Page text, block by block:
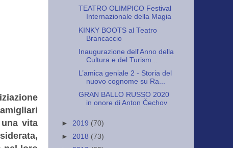
vita
TEATRO OLIMPICO Festival
Internazionale della Magia
KINKY BOOTS al Teatro
Brancaccio
Inaugurazione dell'Anno della
Cultura e del Turism...
L’amica geniale 2 - Storia del
nuovo cognome su Ra...
GRAN BALLO RUSSO 2020
in onore di Anton Čechov
► 2019 (70)
► 2018 (73)